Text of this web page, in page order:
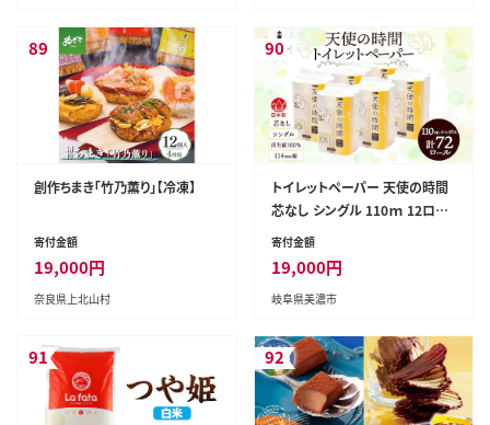
89
創作ちまき「竹乃薫り」【冷凍】
寄付金額
19,000円
奈良県上北山村
90
トイレットペーパー 天使の時間
芯なし シングル 110ｍ 12ロー
ル×6袋 計72ロール
寄付金額
19,000円
岐阜県美濃市
91 92